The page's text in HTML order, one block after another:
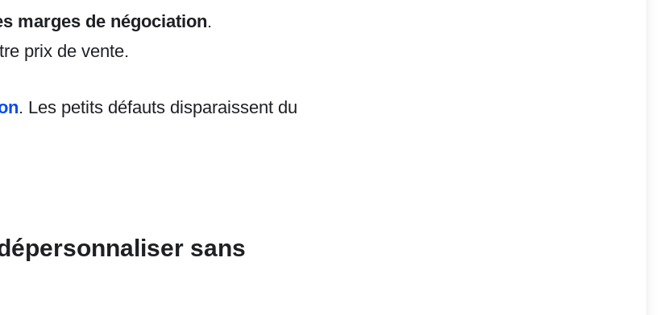
marges de négociation.
prix de vente.
. Les petits défauts disparaissent du
sans